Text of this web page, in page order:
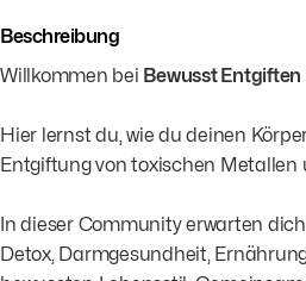
Beschreibung
Willkommen bei Bewusst Entgiften
Hier lernst du, wie du deinen
Entgiftung von toxischen Metallen
In dieser Community erwarten
Detox, Darmgesundheit,